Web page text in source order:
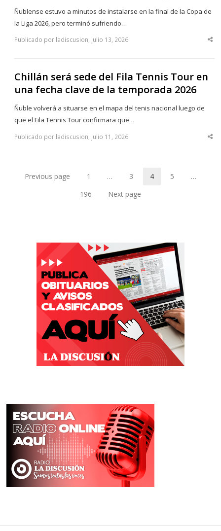
Ñublense estuvo a minutos de instalarse en la final de la Copa de
la Liga 2026, pero terminó sufriendo…
Publicado por ladiscusion, Julio 13, 2026
Chillán será sede del Fila Tennis Tour en
una fecha clave de la temporada 2026
Ñuble volverá a situarse en el mapa del tenis nacional luego de
que el Fila Tennis Tour confirmara que…
Publicado por ladiscusion, Julio 11, 2026
Previous page Page
1 … Page
3 Page
4 Page
5 …
Page
196 Next page